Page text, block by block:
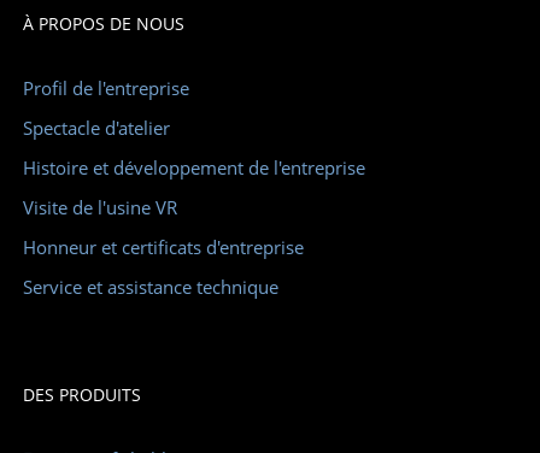
À PROPOS DE NOUS
Profil de l'entreprise
Spectacle d'atelier
Histoire et développement de l'entreprise
Visite de l'usine VR
Honneur et certificats d'entreprise
Service et assistance technique
DES PRODUITS